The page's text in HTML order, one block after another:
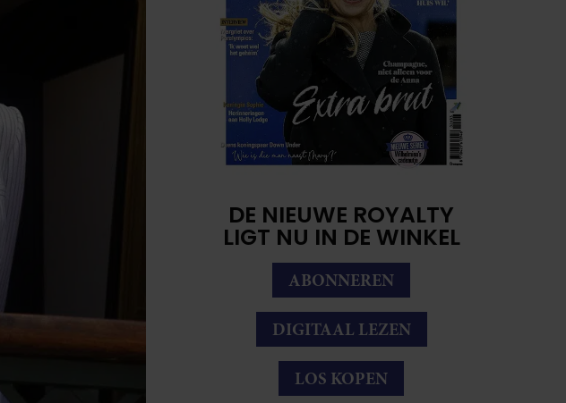
DE NIEUWE ROYALTY
LIGT NU IN DE WINKEL
ABONNEREN
DIGITAAL LEZEN
LOS KOPEN